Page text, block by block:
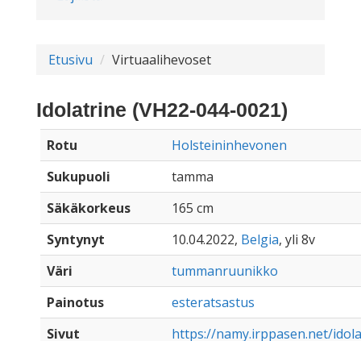
Etusivu Virtuaalihevoset
Idolatrine (VH22-044-0021)
Rotu
Holsteininhevonen
Sukupuoli
tamma
Säkäkorkeus
165 cm
Syntynyt
10.04.2022, Belgia, yli 8v
Väri
tummanruunikko
Painotus
esteratsastus
Sivut
https://namy.irppasen.net/